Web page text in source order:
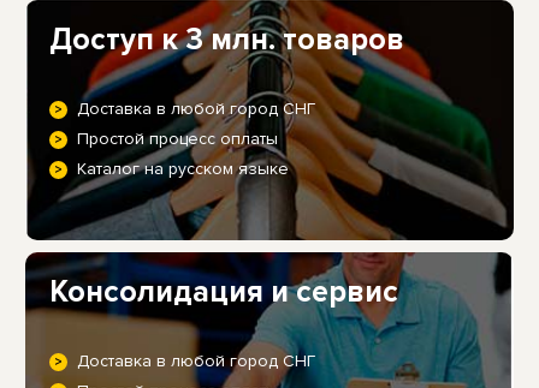
Доступ к 3 млн. товаров
Доставка в любой город СНГ
Простой процесс оплаты
Каталог на русском языке
Консолидация и сервис
Доставка в любой город СНГ